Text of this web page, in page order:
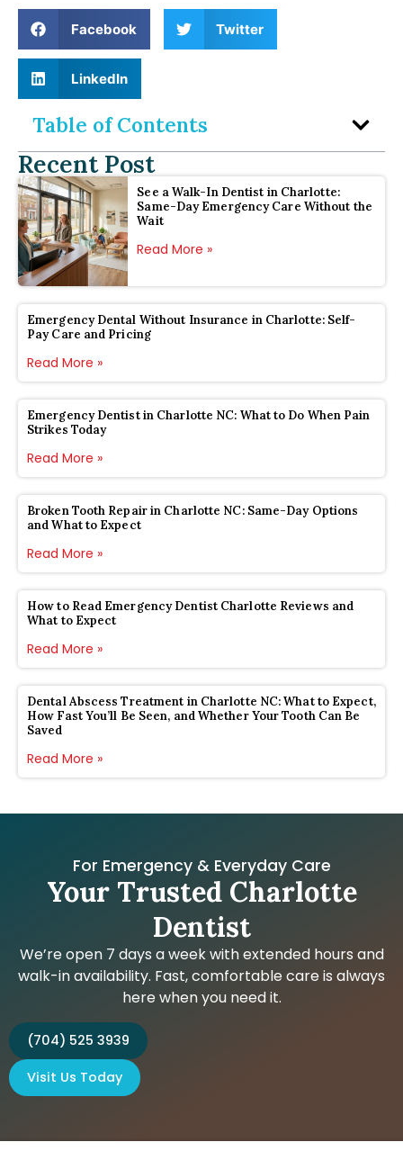
Facebook Twitter
LinkedIn
Table of Contents
Recent Post
See a Walk-In Dentist in Charlotte:
Same-Day Emergency Care Without the
Wait
Read More »
Emergency Dental Without Insurance in Charlotte: Self-
Pay Care and Pricing
Read More »
Emergency Dentist in Charlotte NC: What to Do When Pain
Strikes Today
Read More »
Broken Tooth Repair in Charlotte NC: Same-Day Options
and What to Expect
Read More »
How to Read Emergency Dentist Charlotte Reviews and
What to Expect
Read More »
Dental Abscess Treatment in Charlotte NC: What to Expect,
How Fast You’ll Be Seen, and Whether Your Tooth Can Be
Saved
Read More »
For Emergency & Everyday Care
Your Trusted Charlotte
Dentist
We’re open 7 days a week with extended hours and
walk-in availability. Fast, comfortable care is always
here when you need it.
(704) 525 3939
Visit Us Today